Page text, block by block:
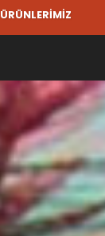
ÜRÜNLERIMIZ